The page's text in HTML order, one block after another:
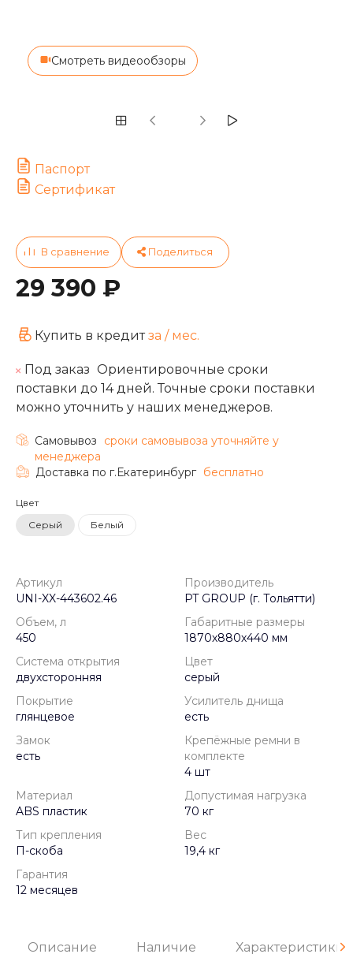
Смотреть видеообзоры
Паспорт
Сертификат
29 390 ₽
Купить в кредитза / мес.
Под заказ Ориентировочные сроки
поставки до 14 дней. Точные сроки поставки
можно уточнить у наших менеджеров.
Самовывоз
cроки самовывоза уточняйте у
менеджера
Доставка по г.Екатеринбург бесплатно
Цвет
Серый
Белый
Артикул
UNI-XX-443602.46
Производитель
PT GROUP (г. Тольятти)
Объем, л
450
Габаритные размеры
1870х880х440 мм
Система открытия
двухсторонняя
Цвет
серый
Покрытие
глянцевое
Усилитель днища
есть
Замок
есть
Крепёжные ремни в
комплекте
4 шт
Материал
ABS пластик
Допустимая нагрузка
70 кг
Тип крепления
П-скоба
Вес
19,4 кг
Гарантия
12 месяцев
Описание Наличие Характеристики